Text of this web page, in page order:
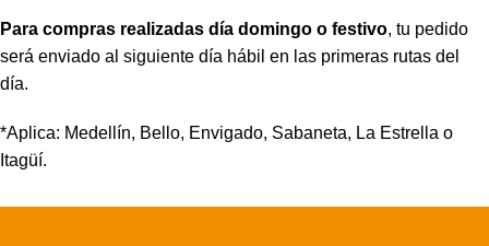
Para compras realizadas día domingo o festivo, tu pedido
será enviado al siguiente día hábil en las primeras rutas del
día.
*Aplica: Medellín, Bello, Envigado, Sabaneta, La Estrella o
Itagüí.